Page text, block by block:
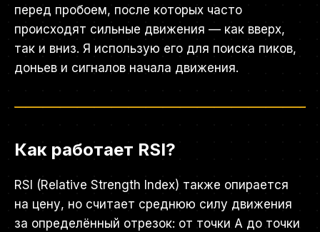
перед пробоем, после которых часто
происходят сильные движения — как вверх,
так и вниз. Я использую его для поиска пиков,
доньев и сигналов начала движения.
Как работает RSI?
RSI (Relative Strength Index) также опирается
на цену, но считает среднюю силу движения
за определённый отрезок: от точки А до точки